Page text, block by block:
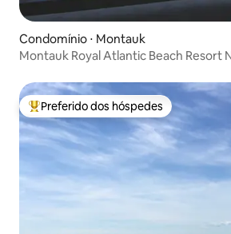
Condomínio ⋅ Montauk
Montauk Royal Atlantic Beach Resort
Entre os melhores preferidos dos
Preferido dos hóspedes